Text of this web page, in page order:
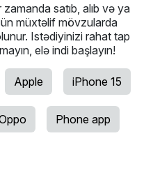
satıb, alıb və ya
müxtəlif mövzularda
Istədiyinizi rahat tap
elə indi başlayın!
Apple iPhone 15
Phone app